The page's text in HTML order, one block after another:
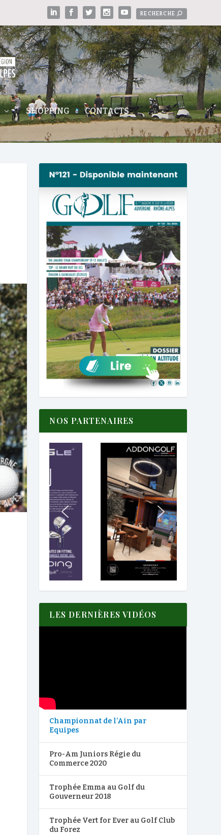
SHOPPING CONTACTS
NOS PARTENAIRES
LES DERNIÈRES VIDÉOS
Championnat de l’Ain par
Equipes
Pro-Am Juniors Régie du
Commerce 2020
Trophée Emma au Golf du
Gouverneur 2018
Trophée Vert for Ever au Golf Club
du Forez